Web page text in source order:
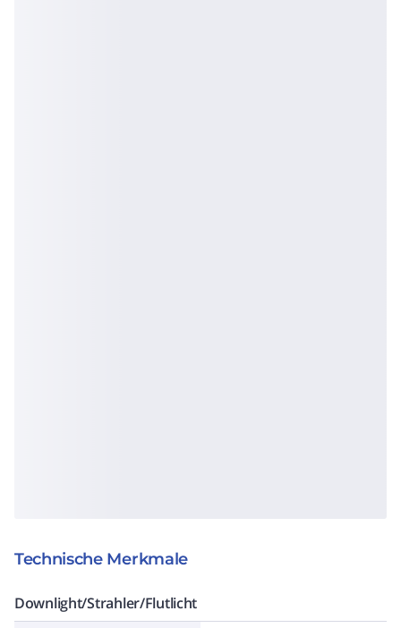
Technische Merkmale
Downlight/Strahler/Flutlicht